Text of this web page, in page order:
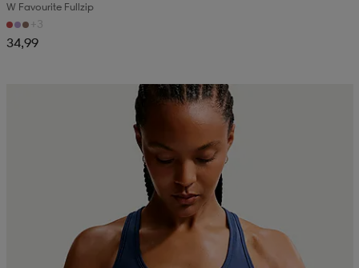
W Favourite Fullzip
+3
34,99